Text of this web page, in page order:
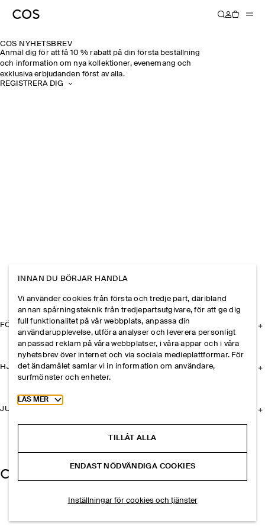
COS NYHETSBREV
Anmäl dig för att få 10 % rabatt på din första beställning
och information om nya kollektioner, evenemang och
exklusiva erbjudanden först av alla.
REGISTRERA DIG
FÖRETAGET
HJÄLP
JURIDISK INFORMATION
INNAN DU BÖRJAR HANDLA
Vi använder cookies från första och tredje part, däribland
annan spårningsteknik från tredjepartsutgivare, för att ge dig
full funktionalitet på vår webbplats, anpassa din
användarupplevelse, utföra analyser och leverera personligt
anpassad reklam på våra webbplatser, i våra appar och i våra
nyhetsbrev över internet och via sociala medieplattformar. För
det ändamålet samlar vi in information om användare,
surfmönster och enheter.
Toggle more cookie information
LÄS MER
TILLÅT ALLA
ENDAST NÖDVÄNDIGA COOKIES
Inställningar för cookies och tjänster